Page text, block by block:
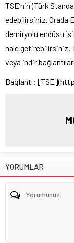
TSE’nin (Türk
edebilirsiniz. Orada
demiryolu
hale getirebilirsiniz.
veya indir
Bağlantı:
YORUMLAR